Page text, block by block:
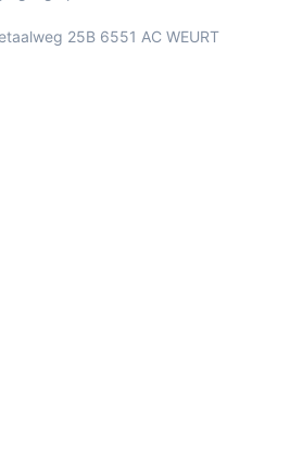
25B 6551 AC WEURT